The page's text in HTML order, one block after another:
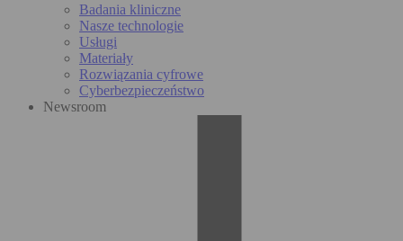
Badania kliniczne
Nasze technologie
Usługi
Materiały
Rozwiązania cyfrowe
Cyberbezpieczeństwo
Newsroom